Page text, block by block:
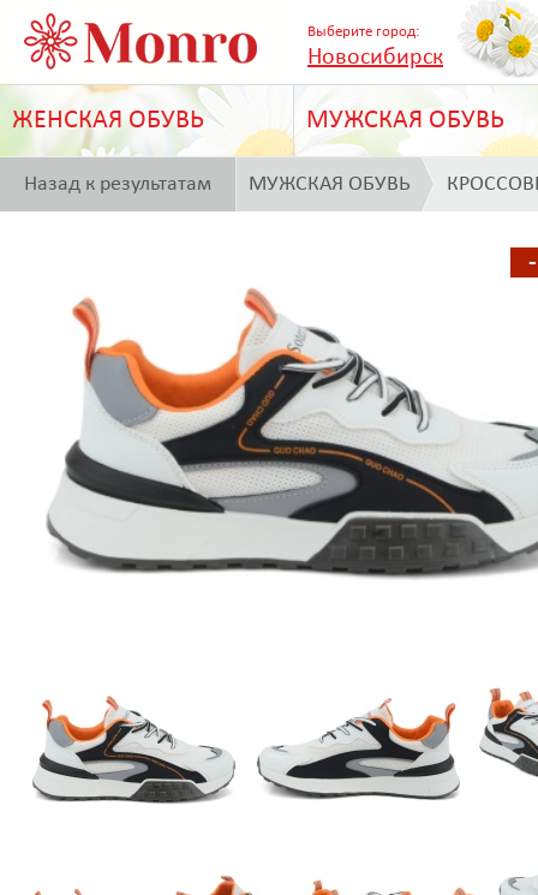
Выберите город:
Новосибирск
ЖЕНСКАЯ ОБУВЬ МУЖСКАЯ ОБУВЬ
Назад к результатам МУЖСКАЯ ОБУВЬ